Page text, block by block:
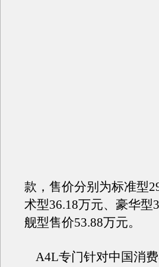
款，售价分别为标准型
术型36.18万元、豪华型
舰型售价53.88万元。
A4L专门针对中国消